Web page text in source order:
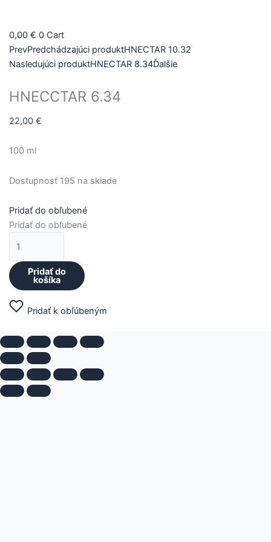
0,00 € 0 Cart
PrevPredchádzajúci produktHNECTAR 10.32
Nasledujúci produktHNECTAR 8.34Ďalšie
HNECCTAR 6.34
22,00 €
100 ml
Dostupnosť 195 na sklade
Pridať do obľubené
Pridať do obľubené
6.34
Pridať do
košíka
Pridať k obľúbeným